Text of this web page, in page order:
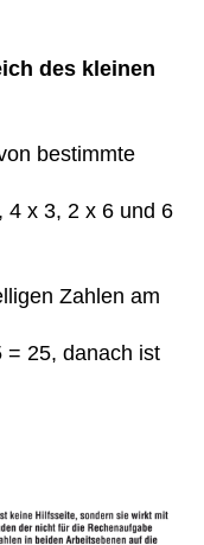
des kleinen
bestimmte
4 x 3, 2 x 6 und 6
Zahlen am
25, danach ist